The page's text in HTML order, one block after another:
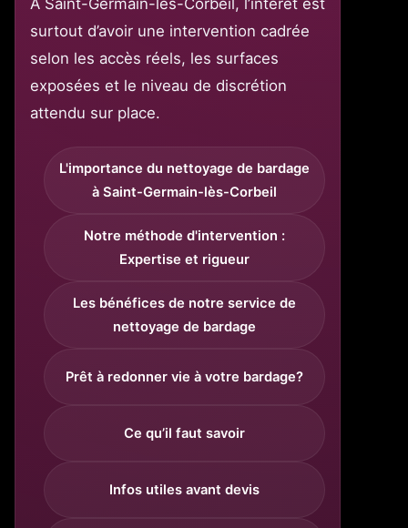
surtout d’avoir une intervention cadrée
selon les accès réels, les surfaces
exposées et le niveau de discrétion
attendu sur place.
L'importance du nettoyage de bardage
à Saint-Germain-lès-Corbeil
Notre méthode d'intervention :
Expertise et rigueur
Les bénéfices de notre service de
nettoyage de bardage
Prêt à redonner vie à votre bardage?
Ce qu’il faut savoir
Infos utiles avant devis